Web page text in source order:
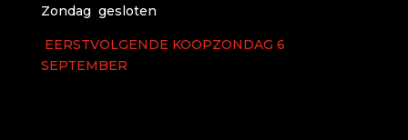
Zondag gesloten
EERSTVOLGENDE KOOPZONDAG 6
SEPTEMBER